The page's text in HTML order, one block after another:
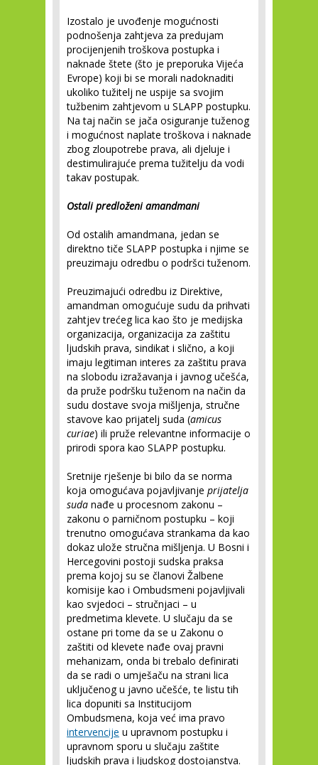
Izostalo je uvođenje mogućnosti
podnošenja zahtjeva za predujam
procijenjenih troškova postupka i
naknade štete (što je preporuka Vijeća
Evrope) koji bi se morali nadoknaditi
ukoliko tužitelj ne uspije sa svojim
tužbenim zahtjevom u SLAPP postupku.
Na taj način se jača osiguranje tuženog
i mogućnost naplate troškova i naknade
zbog zloupotrebe prava, ali djeluje i
destimulirajuće prema tužitelju da vodi
takav postupak.
Ostali predloženi amandmani
Od ostalih amandmana, jedan se
direktno tiče SLAPP postupka i njime se
preuzimaju odredbu o podršci tuženom.
Preuzimajući odredbu iz Direktive,
amandman omogućuje sudu da prihvati
zahtjev trećeg lica kao što je medijska
organizacija, organizacija za zaštitu
ljudskih prava, sindikat i slično, a koji
imaju legitiman interes za zaštitu prava
na slobodu izražavanja i javnog učešća,
da pruže podršku tuženom na način da
sudu dostave svoja mišljenja, stručne
stavove kao prijatelj suda (amicus
curiae) ili pruže relevantne informacije o
prirodi spora kao SLAPP postupku.
Sretnije rješenje bi bilo da se norma
koja omogućava pojavljivanje prijatelja
suda nađe u procesnom zakonu –
zakonu o parničnom postupku – koji
trenutno omogućava strankama da kao
dokaz ulože stručna mišljenja. U Bosni i
Hercegovini postoji sudska praksa
prema kojoj su se članovi Žalbene
komisije kao i Ombudsmeni pojavljivali
kao svjedoci – stručnjaci – u
predmetima klevete. U slučaju da se
ostane pri tome da se u Zakonu o
zaštiti od klevete nađe ovaj pravni
mehanizam, onda bi trebalo definirati
da se radi o umješaču na strani lica
uključenog u javno učešće, te listu tih
lica dopuniti sa Institucijom
Ombudsmena, koja već ima pravo
intervencije u upravnom postupku i
upravnom sporu u slučaju zaštite
ljudskih prava i ljudskog dostojanstva.